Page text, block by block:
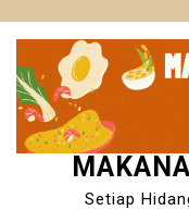
Skip
content
Setiap